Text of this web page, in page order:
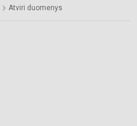
Atviri duomenys